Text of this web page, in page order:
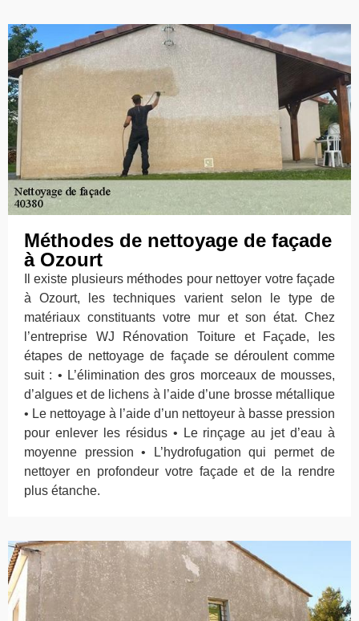
Méthodes de nettoyage de façade
à Ozourt
Il existe plusieurs méthodes pour nettoyer votre façade
à Ozourt, les techniques varient selon le type de
matériaux constituants votre mur et son état. Chez
l’entreprise WJ Rénovation Toiture et Façade, les
étapes de nettoyage de façade se déroulent comme
suit : • L’élimination des gros morceaux de mousses,
d’algues et de lichens à l’aide d’une brosse métallique
• Le nettoyage à l’aide d’un nettoyeur à basse pression
pour enlever les résidus • Le rinçage au jet d’eau à
moyenne pression • L’hydrofugation qui permet de
nettoyer en profondeur votre façade et de la rendre
plus étanche.